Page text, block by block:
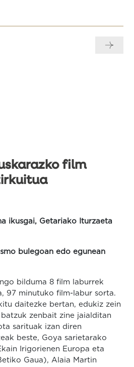
film
ikusgai, Getariako Iturzaeta
bulegoan edo egunean
bilduma 8 film laburrek
97 minutuko film-labur sorta.
daitezke bertan, edukiz zein
zenbait zine jaialditan
sarituak izan diren
beste, Goya sarietarako
Irigorienen Europa eta
Gaua), Alaia Martin